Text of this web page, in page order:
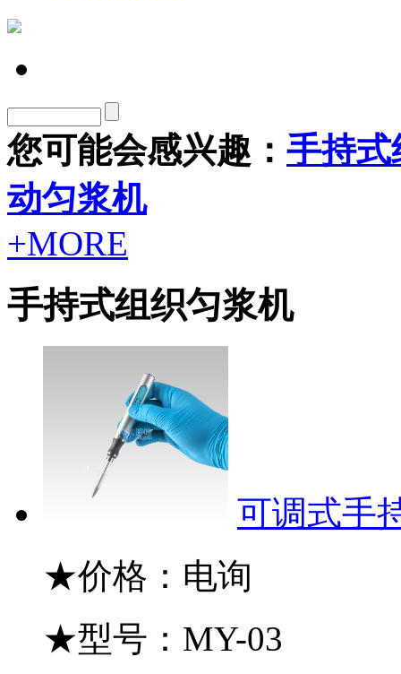
您可能会感兴趣： 手持式
动匀浆机
+MORE
手持式组织匀浆机
可调式手
★价格：电询
★型号：MY-03